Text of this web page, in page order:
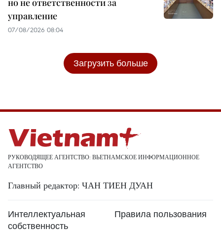
но не ответственности за
управление
07/08/2026 08:04
Загрузить больше
РУКОВОДЯЩЕЕ АГЕНТСТВО: ВЬЕТНАМСКОЕ ИНФОРМАЦИОННОЕ
АГЕНТСТВО
Главный редактор: ЧАН ТИЕН ДУАН
Интеллектуальная
собственность
Правила пользования